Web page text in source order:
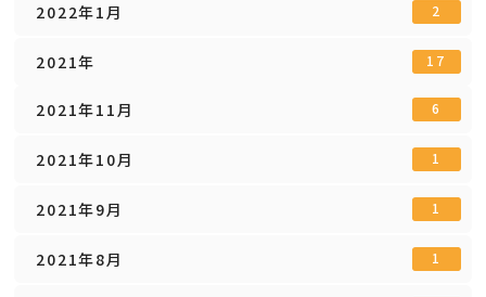
2022年1月 2
2021年 17
2021年11月 6
2021年10月 1
2021年9月 1
2021年8月 1